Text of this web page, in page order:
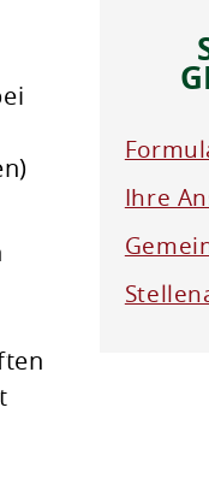
Ihre